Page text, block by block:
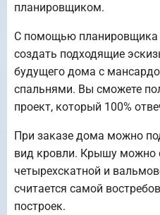
планировщиком.
С помощью планировщика
создать подходящие
будущего дома с
спальнями. Вы сможете
проект, который 100%
При заказе дома можно
вид кровли. Крышу можно
четырехскатной и
считается самой
построек.